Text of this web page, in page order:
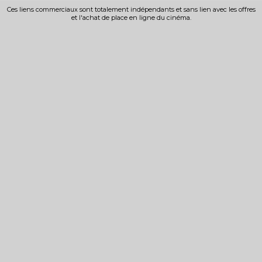
Ces liens commerciaux sont totalement indépendants et sans lien avec les offres
et l'achat de place en ligne du cinéma.